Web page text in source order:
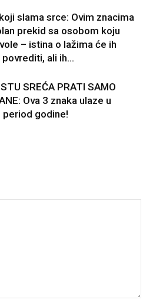
slama srce: Ovim znacima
prekid sa osobom koju
– istina o lažima će ih
ali ih...
SREĆA PRATI SAMO
Ova 3 znaka ulaze u
period godine!